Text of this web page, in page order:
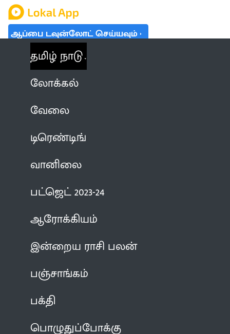
ஆப்பை டவுன்லோட் செய்யவும்
தமிழ் நாடு
லோக்கல்
வேலை
டிரெண்டிங்
வானிலை
பட்ஜெட் 2023-24
ஆரோக்கியம்
இன்றைய ராசி பலன்
பஞ்சாங்கம்
பக்தி
பொழுதுப்போக்கு